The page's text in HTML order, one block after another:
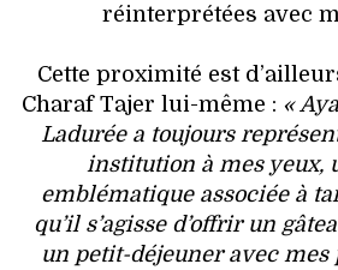
réinterprétées avec
Cette proximité est
Charaf Tajer lui-même : «
Ladurée a toujours
institution à mes yeux,
emblématique associée à
qu’il s’agisse d’offrir un
un petit-déjeuner avec mes